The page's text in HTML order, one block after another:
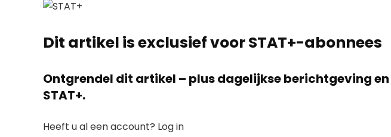
Dit artikel is exclusief voor STAT+-abonnees
Ontgrendel dit artikel – plus dagelijkse berichtgeving
STAT+.
Heeft u al een account? Log in